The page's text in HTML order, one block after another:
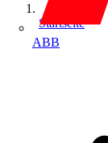
ABB
Startseite